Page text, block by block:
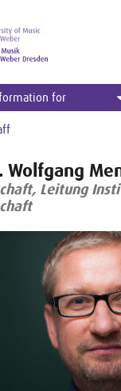
for
Students
Applicants
International
Press
Alumni
Wolfgang
Leitung